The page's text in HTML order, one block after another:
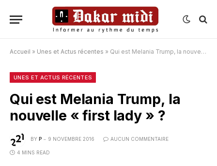
Accueil » Unes et Actus récentes » Qui est Melania Trump, la nouvelle « first lady » ?
UNES ET ACTUS RÉCENTES
Qui est Melania Trump, la
nouvelle « first lady » ?
BY P 9 NOVEMBRE 2016 AUCUN COMMENTAIRE
4 MINS READ